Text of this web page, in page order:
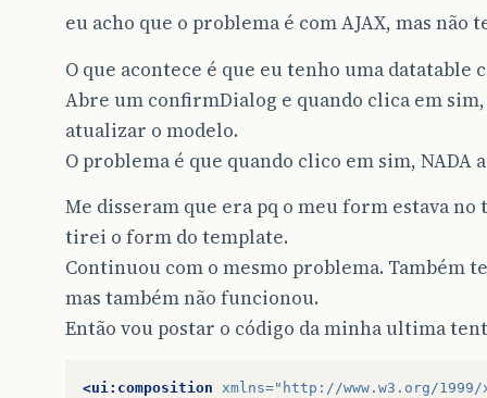
eu acho que o problema é com AJAX, mas não
O que acontece é que eu tenho uma
Abre um confirmDialog e quando clica em
atualizar o modelo.
O problema é que quando clico em sim, NADA
Me disseram que era pq o meu form estava
tirei o form do template.
Continuou com o mesmo problema.
mas também não funcionou.
Então vou postar o código da minha ultima
<ui:composition xmlns="http://www.w3.org/1999/